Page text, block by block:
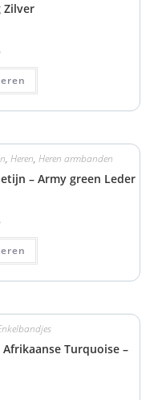
Zilver
, Heren, Heren armbanden
– Army green Leder
Turquoise –